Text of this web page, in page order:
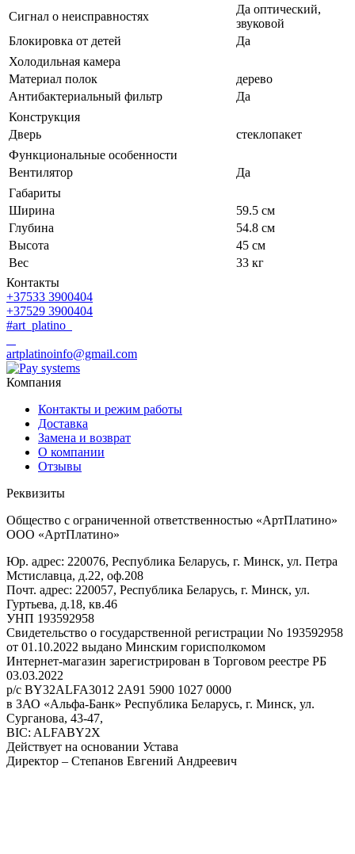
Сигнал о неисправностях
Да оптический,
звуковой
Блокировка от детей
Да
Холодильная камера
Материал полок
дерево
Антибактериальный фильтр
Да
Конструкция
Дверь
стеклопакет
Функциональные особенности
Вентилятор
Да
Габариты
Ширина
59.5 см
Глубина
54.8 см
Высота
45 см
Вес
33 кг
Контакты
+37533 3900404
+37529 3900404
#art_platino
artplatinoinfo@gmail.com
Компания
Контакты и режим работы
Доставка
Замена и возврат
О компании
Отзывы
Реквизиты
Общество с ограниченной ответственностью «АртПлатино»
ООО «АртПлатино»
Юр. адрес: 220076, Республика Беларусь, г. Минск, ул. Петра
Мстиславца, д.22, оф.208
Почт. адрес: 220057, Республика Беларусь, г. Минск, ул.
Гуртьева, д.18, кв.46
УНП 193592958
Свидетельство о государственной регистрации No 193592958
от 01.10.2022 выдано Минским горисполкомом
Интернет-магазин зарегистрирован в Торговом реестре РБ
03.03.2022
р/с BY32ALFA3012 2A91 5900 1027 0000
в ЗАО «Альфа-Банк» Республика Беларусь, г. Минск, ул.
Сурганова, 43-47,
BIC: ALFABY2X
Действует на основании Устава
Директор – Степанов Евгений Андреевич